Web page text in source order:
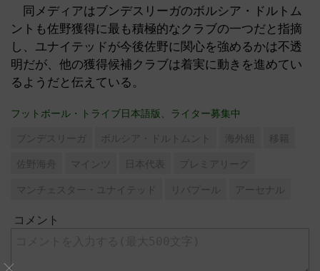
同メディアはブンデスリーガのボルシア・ドルトム
ントも佐野獲得に最も積極的なクラブの一つだと指摘
し、ユナイテッドが今後佐野に関心を強めるかは不透
明だが、他の獲得候補クラブは着実に動きを進めてい
るようだと伝えている。
フットボール・トライブ日本語版、ライター募集中
ブンデスリーガ ボルシア・ドルトムント 海外組
移籍
佐野海舟
マインツ 日本代表
プレミアリーグ
マンチェスター・ユナイテッド
リバプール アーセナル